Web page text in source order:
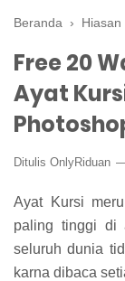
Beranda › Hiasan
Free 20
Ayat
Ditulis OnlyRiduan
Ayat Kursi
paling tinggi di
seluruh dunia
karna dibaca